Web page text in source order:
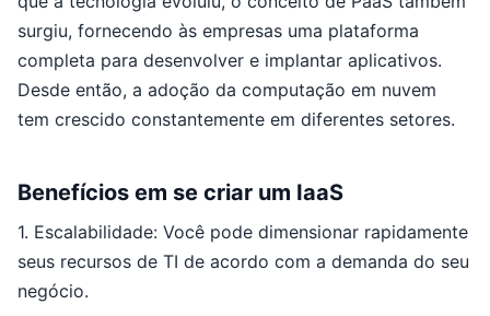
surgiu, fornecendo às empresas uma plataforma
completa para desenvolver e implantar aplicativos.
Desde então, a adoção da computação em nuvem
tem crescido constantemente em diferentes setores.
Benefícios em se criar um IaaS
1. Escalabilidade: Você pode dimensionar rapidamente
seus recursos de TI de acordo com a demanda do seu
negócio.